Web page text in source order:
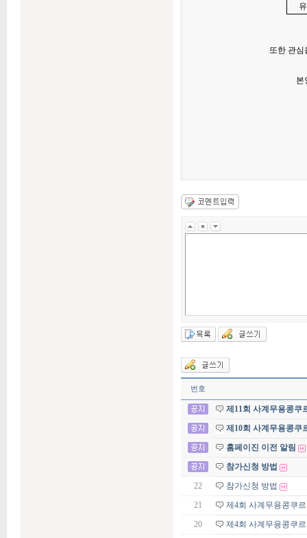
또한 관심
본
번호
제11회 사계무용콩쿠
제10회 사계무용콩쿠
홈페이진 이전 알림
참가신청 방법
22
참가신청 방법
21
제4회 사계무용콩쿠
20
제4회 사계무용콩쿠